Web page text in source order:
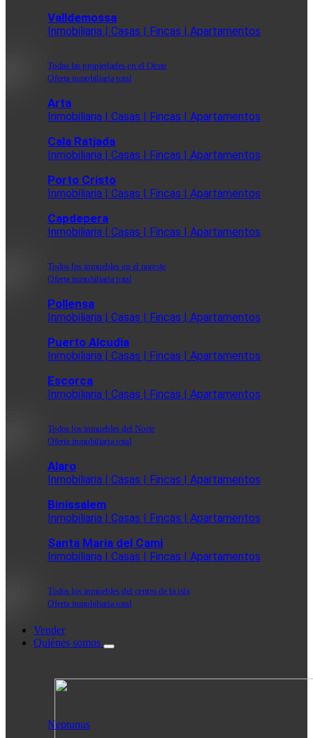
Valldemossa
Inmobiliaria | Casas | Fincas | Apartamentos
Todas las propiedades en el Oeste
Oferta inmobiliaria total
Arta
Inmobiliaria | Casas | Fincas | Apartamentos
Cala Ratjada
Inmobiliaria | Casas | Fincas | Apartamentos
Porto Cristo
Inmobiliaria | Casas | Fincas | Apartamentos
Capdepera
Inmobiliaria | Casas | Fincas | Apartamentos
Todos los inmuebles en el noreste
Oferta inmobiliaria total
Pollensa
Inmobiliaria | Casas | Fincas | Apartamentos
Puerto Alcudia
Inmobiliaria | Casas | Fincas | Apartamentos
Escorca
Inmobiliaria | Casas | Fincas | Apartamentos
Todos los inmuebles del Norte
Oferta inmobiliaria total
Alaro
Inmobiliaria | Casas | Fincas | Apartamentos
Binissalem
Inmobiliaria | Casas | Fincas | Apartamentos
Santa Maria del Cami
Inmobiliaria | Casas | Fincas | Apartamentos
Todos los inmuebles del centro de la isla
Oferta inmobiliaria total
Vender
Quiénes somos
Neptunus